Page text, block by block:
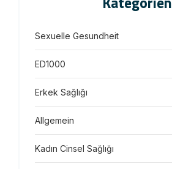
Sexuelle Gesundheit
ED1000
Erkek Sağlığı
Allgemein
Kadın Cinsel Sağlığı